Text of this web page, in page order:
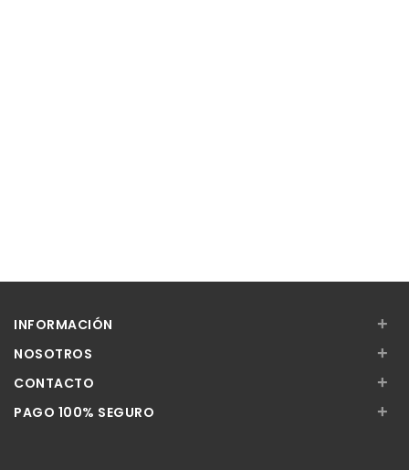
INFORMACIÓN +
NOSOTROS +
CONTACTO +
PAGO 100% SEGURO +